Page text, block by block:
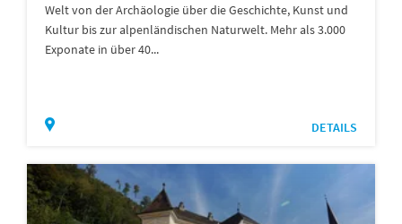
Welt von der Archäologie über die Geschichte, Kunst und
Kultur bis zur alpenländischen Naturwelt. Mehr als 3.000
Exponate in über 40...
DETAILS